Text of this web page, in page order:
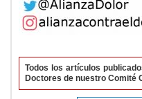
Todos los artículos
Doctores de nuestro Comité